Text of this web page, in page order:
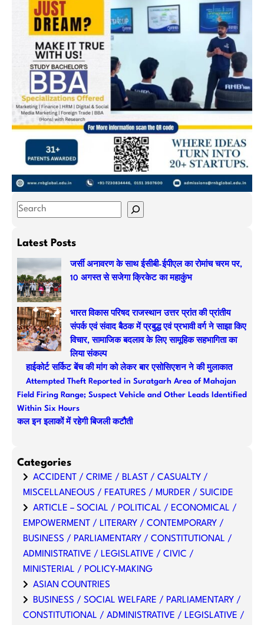
S
a
c
h
Latest Posts
जर्सी अनावरण के साथ ईसीबी-ईपीएल का रोमांच चरम पर,
10 अगस्त से सजेगा क्रिकेट का महाकुंभ
भारत विकास परिषद राजस्थान उत्तर प्रांत की प्रांतीय
संपर्क एवं संवाद बैठक में प्रबुद्ध एवं प्रभावी वर्ग ने साझा किए
विचार, सामाजिक बदलाव के लिए सामूहिक सहभागिता का
लिया संकल्प
हाईकोर्ट सर्किट बेंच की मांग को लेकर बार एसोसिएशन ने की मुलाकात
Attempted Theft Reported in Suratgarh Area of Mahajan
Field Firing Range; Suspect Vehicle and Other Leads Identified
Within Six Hours
कल इन इलाकों में रहेगी बिजली कटौती
Categories
ACCIDENT / CRIME / BLAST / CASUALTY /
MISCELLANEOUS / FEATURES / MURDER / SUICIDE
ARTICLE – SOCIAL / POLITICAL / ECONOMICAL /
EMPOWERMENT / LITERARY / CONTEMPORARY /
BUSINESS / PARLIAMENTARY / CONSTITUTIONAL /
ADMINISTRATIVE / LEGISLATIVE / CIVIC /
MINISTERIAL / POLICY-MAKING
ASIAN COUNTRIES
BUSINESS / SOCIAL WELFARE / PARLIAMENTARY /
CONSTITUTIONAL / ADMINISTRATIVE / LEGISLATIVE /